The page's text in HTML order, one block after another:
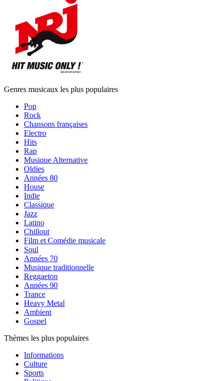
Genres musicaux les plus populaires
Pop
Rock
Chansons françaises
Electro
Hits
Rap
Musique Alternative
Oldies
Années 80
House
Indie
Classique
Jazz
Latino
Chillout
Film et Comédie musicale
Soul
Années 70
Musique traditionnelle
Reggaeton
Années 90
Trance
Heavy Metal
Ambient
Gospel
Thèmes les plus populaires
Informations
Culture
Sports